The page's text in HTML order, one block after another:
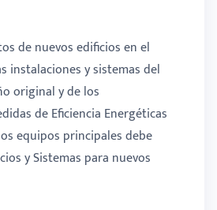
de nuevos edificios en el
instalaciones y sistemas del
original y de los
de Eficiencia Energéticas
equipos principales debe
y Sistemas para nuevos